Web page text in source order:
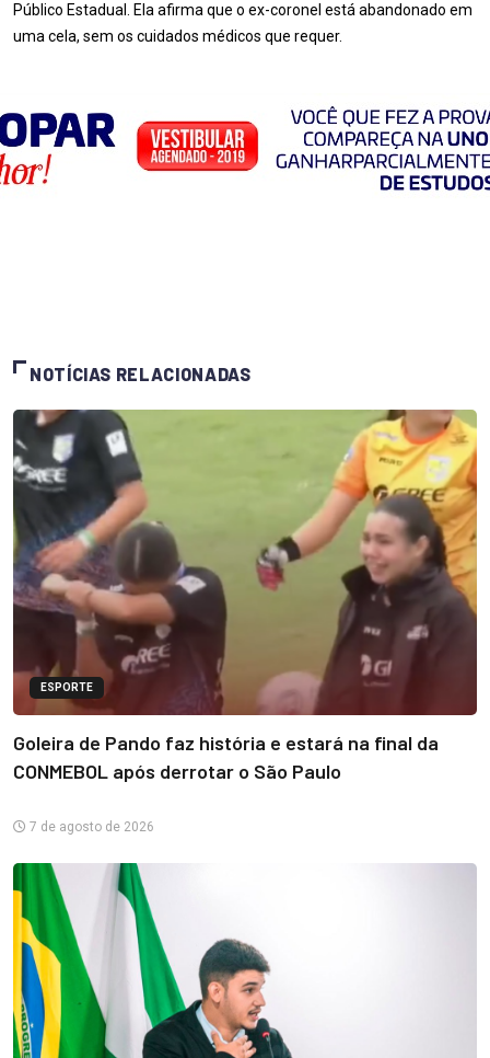
Público Estadual. Ela afirma que o ex-coronel está abandonado em
uma cela, sem os cuidados médicos que requer.
NOTÍCIAS RELACIONADAS
ESPORTE
Goleira de Pando faz história e estará na final da
CONMEBOL após derrotar o São Paulo
7 de agosto de 2026